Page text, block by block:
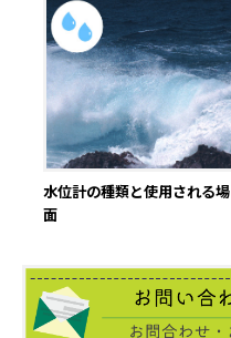
水位計の種類と使用される場
面